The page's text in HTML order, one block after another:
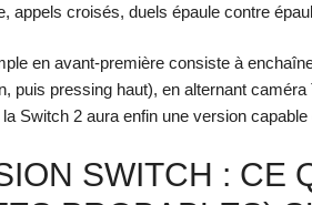
appels croisés, duels épaule contre
en avant-première consiste à
puis pressing haut), en alternant
Switch 2 aura enfin une version
SWITCH : CE